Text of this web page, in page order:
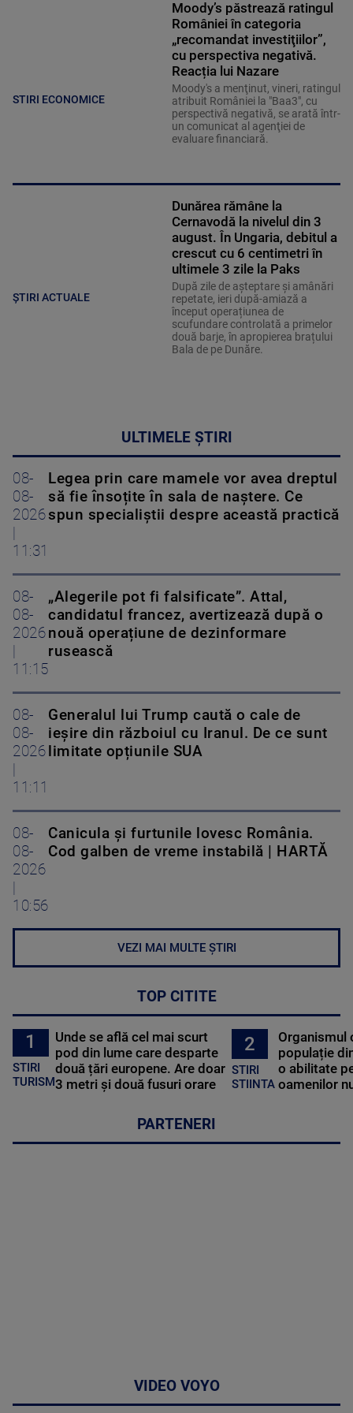
STIRI ECONOMICE
Moody’s păstrează ratingul
României în categoria
„recomandat investiţiilor”,
cu perspectiva negativă.
Reacția lui Nazare
Moody's a menţinut, vineri, ratingul
atribuit României la "Baa3", cu
perspectivă negativă, se arată într-
un comunicat al agenţiei de
evaluare financiară.
ȘTIRI ACTUALE
Dunărea rămâne la
Cernavodă la nivelul din 3
august. În Ungaria, debitul a
crescut cu 6 centimetri în
ultimele 3 zile la Paks
După zile de așteptare și amânări
repetate, ieri după-amiază a
început operațiunea de
scufundare controlată a primelor
două barje, în apropierea brațului
Bala de pe Dunăre.
ULTIMELE ȘTIRI
08-
08-
2026
11:31
Legea prin care mamele vor avea dreptul
să fie însoțite în sala de naștere. Ce
spun specialiștii despre această practică
08-
08-
2026
11:15
„Alegerile pot fi falsificate”. Attal,
candidatul francez, avertizează după o
nouă operațiune de dezinformare
rusească
08-
08-
2026
11:11
Generalul lui Trump caută o cale de
ieșire din războiul cu Iranul. De ce sunt
limitate opțiunile SUA
08-
08-
2026
10:56
Canicula și furtunile lovesc România.
Cod galben de vreme instabilă | HARTĂ
VEZI MAI MULTE ȘTIRI
TOP CITITE
1
STIRI
TURISM
Unde se află cel mai scurt
pod din lume care desparte
două țări europene. Are doar
3 metri și două fusuri orare
2
STIRI
STIINTA
Organismul
populație
o abilitate
oamenilor
PARTENERI
VIDEO VOYO